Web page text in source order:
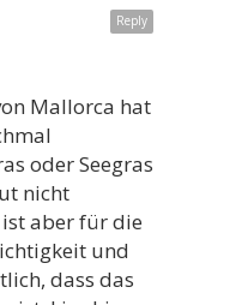
Reply
Mallorca hat
oder Seegras
nicht
aber für die
und
dass das